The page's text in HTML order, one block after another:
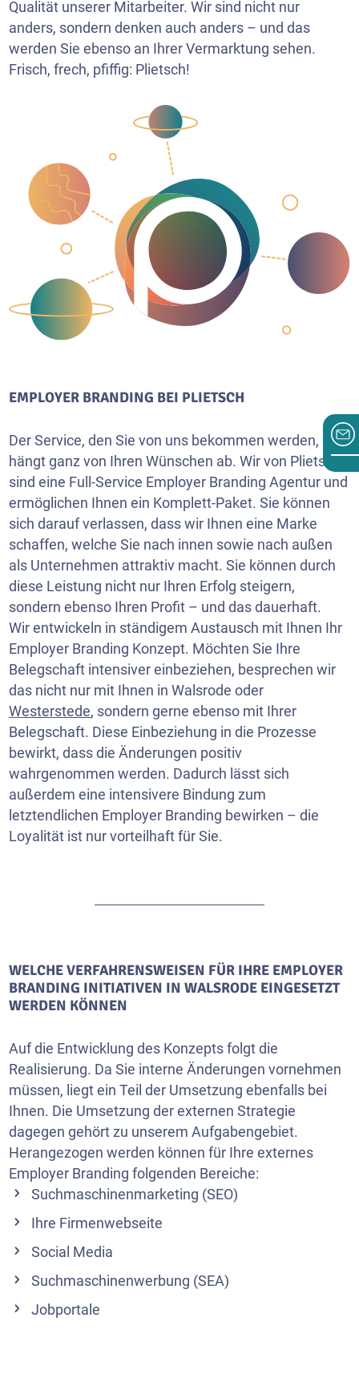
Qualität unserer Mitarbeiter. Wir sind nicht nur
anders, sondern denken auch anders – und das
werden Sie ebenso an Ihrer Vermarktung sehen.
Frisch, frech, pfiffig: Plietsch!
EMPLOYER BRANDING BEI PLIETSCH
Der Service, den Sie von uns bekommen werden,
hängt ganz von Ihren Wünschen ab. Wir von Plietsch
sind eine Full-Service Employer Branding Agentur und
ermöglichen Ihnen ein Komplett-Paket. Sie können
sich darauf verlassen, dass wir Ihnen eine Marke
schaffen, welche Sie nach innen sowie nach außen
als Unternehmen attraktiv macht. Sie können durch
diese Leistung nicht nur Ihren Erfolg steigern,
sondern ebenso Ihren Profit – und das dauerhaft.
Wir entwickeln in ständigem Austausch mit Ihnen Ihr
Employer Branding Konzept. Möchten Sie Ihre
Belegschaft intensiver einbeziehen, besprechen wir
das nicht nur mit Ihnen in Walsrode oder
Westerstede, sondern gerne ebenso mit Ihrer
Belegschaft. Diese Einbeziehung in die Prozesse
bewirkt, dass die Änderungen positiv
wahrgenommen werden. Dadurch lässt sich
außerdem eine intensivere Bindung zum
letztendlichen Employer Branding bewirken – die
Loyalität ist nur vorteilhaft für Sie.
WELCHE VERFAHRENSWEISEN FÜR IHRE EMPLOYER
BRANDING INITIATIVEN IN WALSRODE EINGESETZT
WERDEN KÖNNEN
Auf die Entwicklung des Konzepts folgt die
Realisierung. Da Sie interne Änderungen vornehmen
müssen, liegt ein Teil der Umsetzung ebenfalls bei
Ihnen. Die Umsetzung der externen Strategie
dagegen gehört zu unserem Aufgabengebiet.
Herangezogen werden können für Ihre externes
Employer Branding folgenden Bereiche:
Suchmaschinenmarketing (SEO)
Ihre Firmenwebseite
Social Media
Suchmaschinenwerbung (SEA)
Jobportale